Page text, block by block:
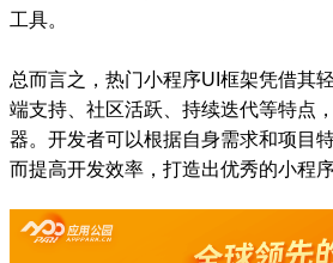
工具。
总而言之，热门小程序UI框架凭借其
端支持、社区活跃、持续迭代等特点
器。开发者可以根据自身需求和项目
而提高开发效率，打造出优秀的小程序